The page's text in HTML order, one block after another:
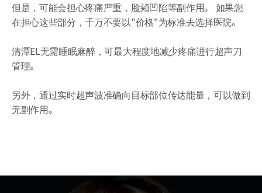
但是，可能会担心疼痛严重，脸颊凹陷等副作用。 如果您
在担心这些部分，千万不要以"价格"为标准去选择医院。
清潭EL无需睡眠麻醉，可最大程度地减少疼痛进行超声刀
管理。
另外，通过实时超声波准确向目标部位传达能量，可以做到
无副作用。